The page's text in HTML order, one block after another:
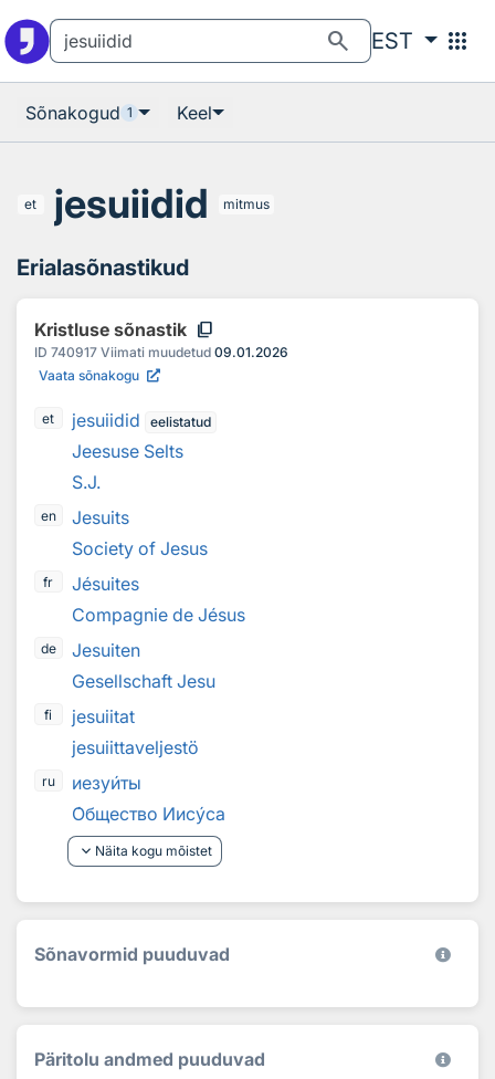
search EST apps
Sõnakogud 1 Keel
et jesuiidid mitmus
Erialasõnastikud
Kristluse sõnastik content_copy
ID 740917 Viimati muudetud 09.01.2026
Vaata sõnakogu
et jesuiidid eelistatud
Jeesuse Selts
S.J.
en
Jesuits
Society of Jesus
fr
Jésuites
Compagnie de Jésus
de
Jesuiten
Gesellschaft Jesu
fi
jesuiitat
jesuiittaveljestö
ru иезуиты
Общество Иисуса
keyboard_arrow_down Näita kogu mõistet
Sõnavormid puuduvad
Päritolu andmed puuduvad